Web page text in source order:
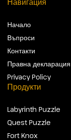
Начало
Въпроси
Контакти
Правна декларация
Privacy Policy
Продукти
Labyrinth Puzzle
Quest Puzzle
Fort Knox